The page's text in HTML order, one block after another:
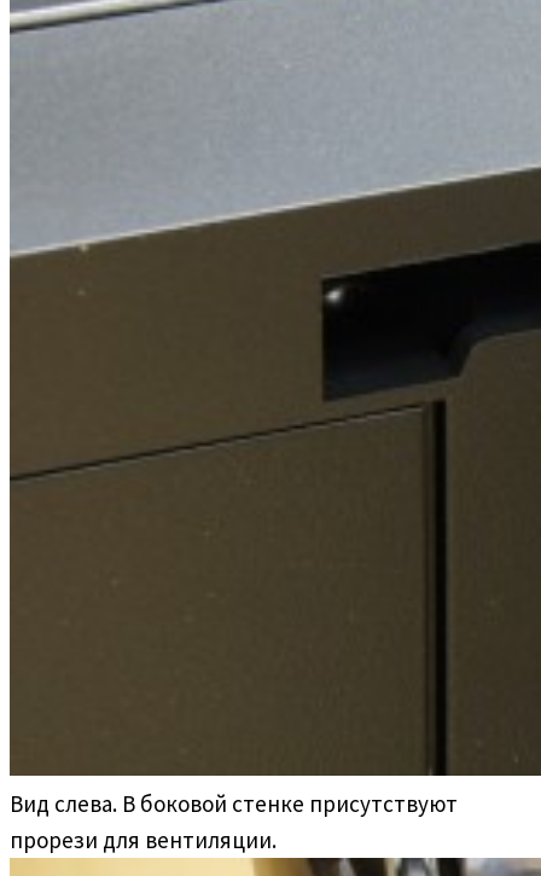
Вид слева. В боковой стенке присутствуют
прорези для вентиляции.